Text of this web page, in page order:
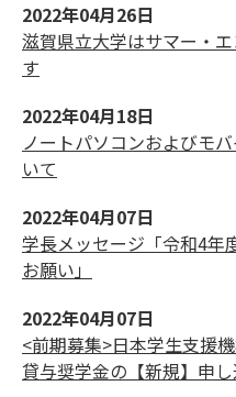
2022年04月26日
滋賀県立大学はサマー・
す
2022年04月18日
ノートパソコンおよびモ
いて
2022年04月07日
学長メッセージ「令和4年
お願い」
2022年04月07日
<前期募集>日本学生支援
貸与奨学金の【新規】申